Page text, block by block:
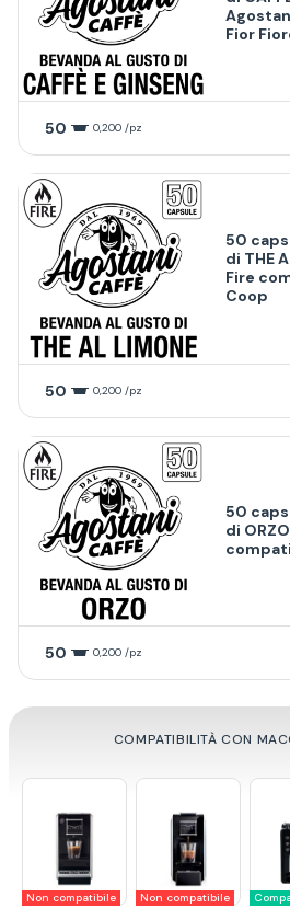
Fior
50 0,200 /pz
50
di THE
Fire
Coop
50 0,200 /pz
50
di
50 0,200 /pz
COMPATIBILITÀ CON
Compatibile Compatibile